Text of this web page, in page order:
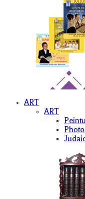
ART
ART
Photo